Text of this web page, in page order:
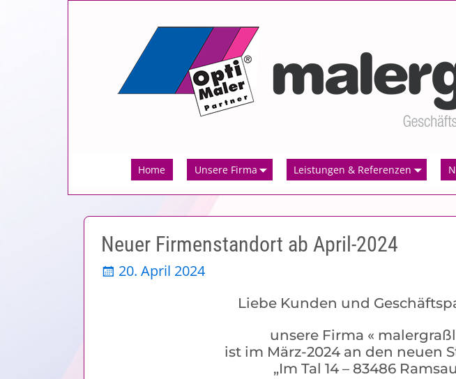
Home Unsere Firma Leistungen & Referenzen
Neuer Firmenstandort ab April-2024
20. April 2024
Liebe Kunden und
unsere Firma « malergraßl
ist im März-2024 an den neuen
„Im Tal 14 – 83486